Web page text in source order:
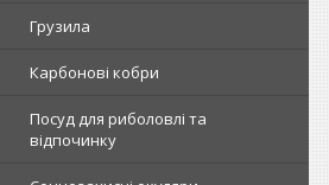
Грузила
Карбонові кобри
Посуд для риболовлі та
відпочинку